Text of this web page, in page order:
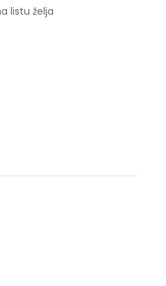
listu želja